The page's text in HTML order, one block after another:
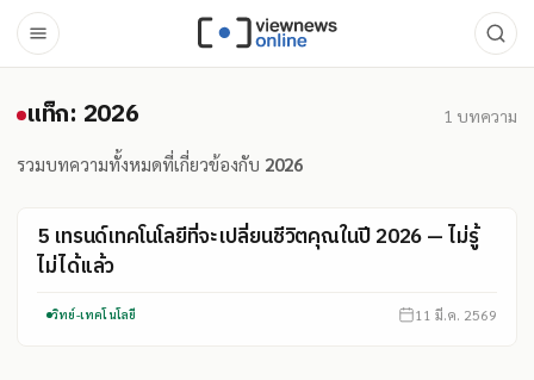
แท็ก: 2026
แท็ก: 2026 1 บทความ
รวมบทความทั้งหมดที่เกี่ยวข้องกับ 2026
5 เทรนด์เทคโนโลยีที่จะเปลี่ยนชีวิตคุณในปี 2026 — ไม่รู้
ไม่ได้แล้ว
วิทย์-เทคโนโลยี 11 มี.ค. 2569